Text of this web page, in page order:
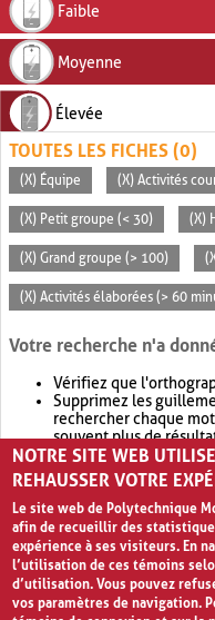
Faible
Moyenne
Élevée
TOUTES LES FICHES (0)
(X) Équipe (X) Activités
(X) Petit groupe (< 30) (X)
(X) Grand groupe (> 100)
(X) Activités élaborées (> 60
Votre recherche n'a
Vérifiez que
Supprimez les
rechercher chaque
souvent plus de
Envisagez d'élargir
retournera souvent
NOTRE SITE WEB
REHAUSSER VOTRE
Le site web de Polytechnique
afin de recueillir des
expérience à ses visiteurs. En
l’utilisation de ces témoins
d’utilisation. Vous pouvez
vos paramètres de navigation.